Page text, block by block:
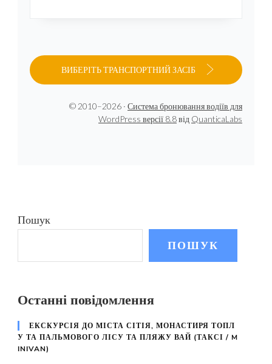
ВИБЕРІТЬ ТРАНСПОРТНИЙ ЗАСІБ
© 2010–2026 · Система бронювання водіїв для
WordPress версії 8.8від QuanticaLabs
Пошук
ПОШУК
Останні повідомлення
ЕКСКУРСІЯ ДО МІСТА СІТІЯ, МОНАСТИРЯ ТОПЛ
У ТА ПАЛЬМОВОГО ЛІСУ ТА ПЛЯЖУ ВАЙ (ТАКСІ / M
INIVAN)